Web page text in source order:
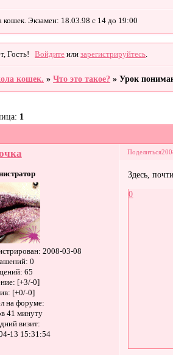
кошек. Экзамен: 18.03.98 с 14 до 19:00
Гость! Войдите илизарегистрируйтесь
кошек. »Что это такое? »Урок
1
Поделиться
: 2008-03-08
0
65
[+3/-0]
[+0/-0]
на форуме:
41 минуту
визит:
13 15:31:54
Здесь,
0